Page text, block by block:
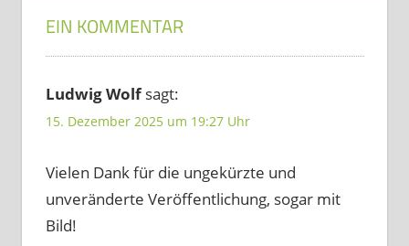
EIN KOMMENTAR
Ludwig Wolf sagt:
15. Dezember 2025 um 19:27 Uhr
Vielen Dank für die ungekürzte und
unveränderte Veröffentlichung, sogar mit
Bild!